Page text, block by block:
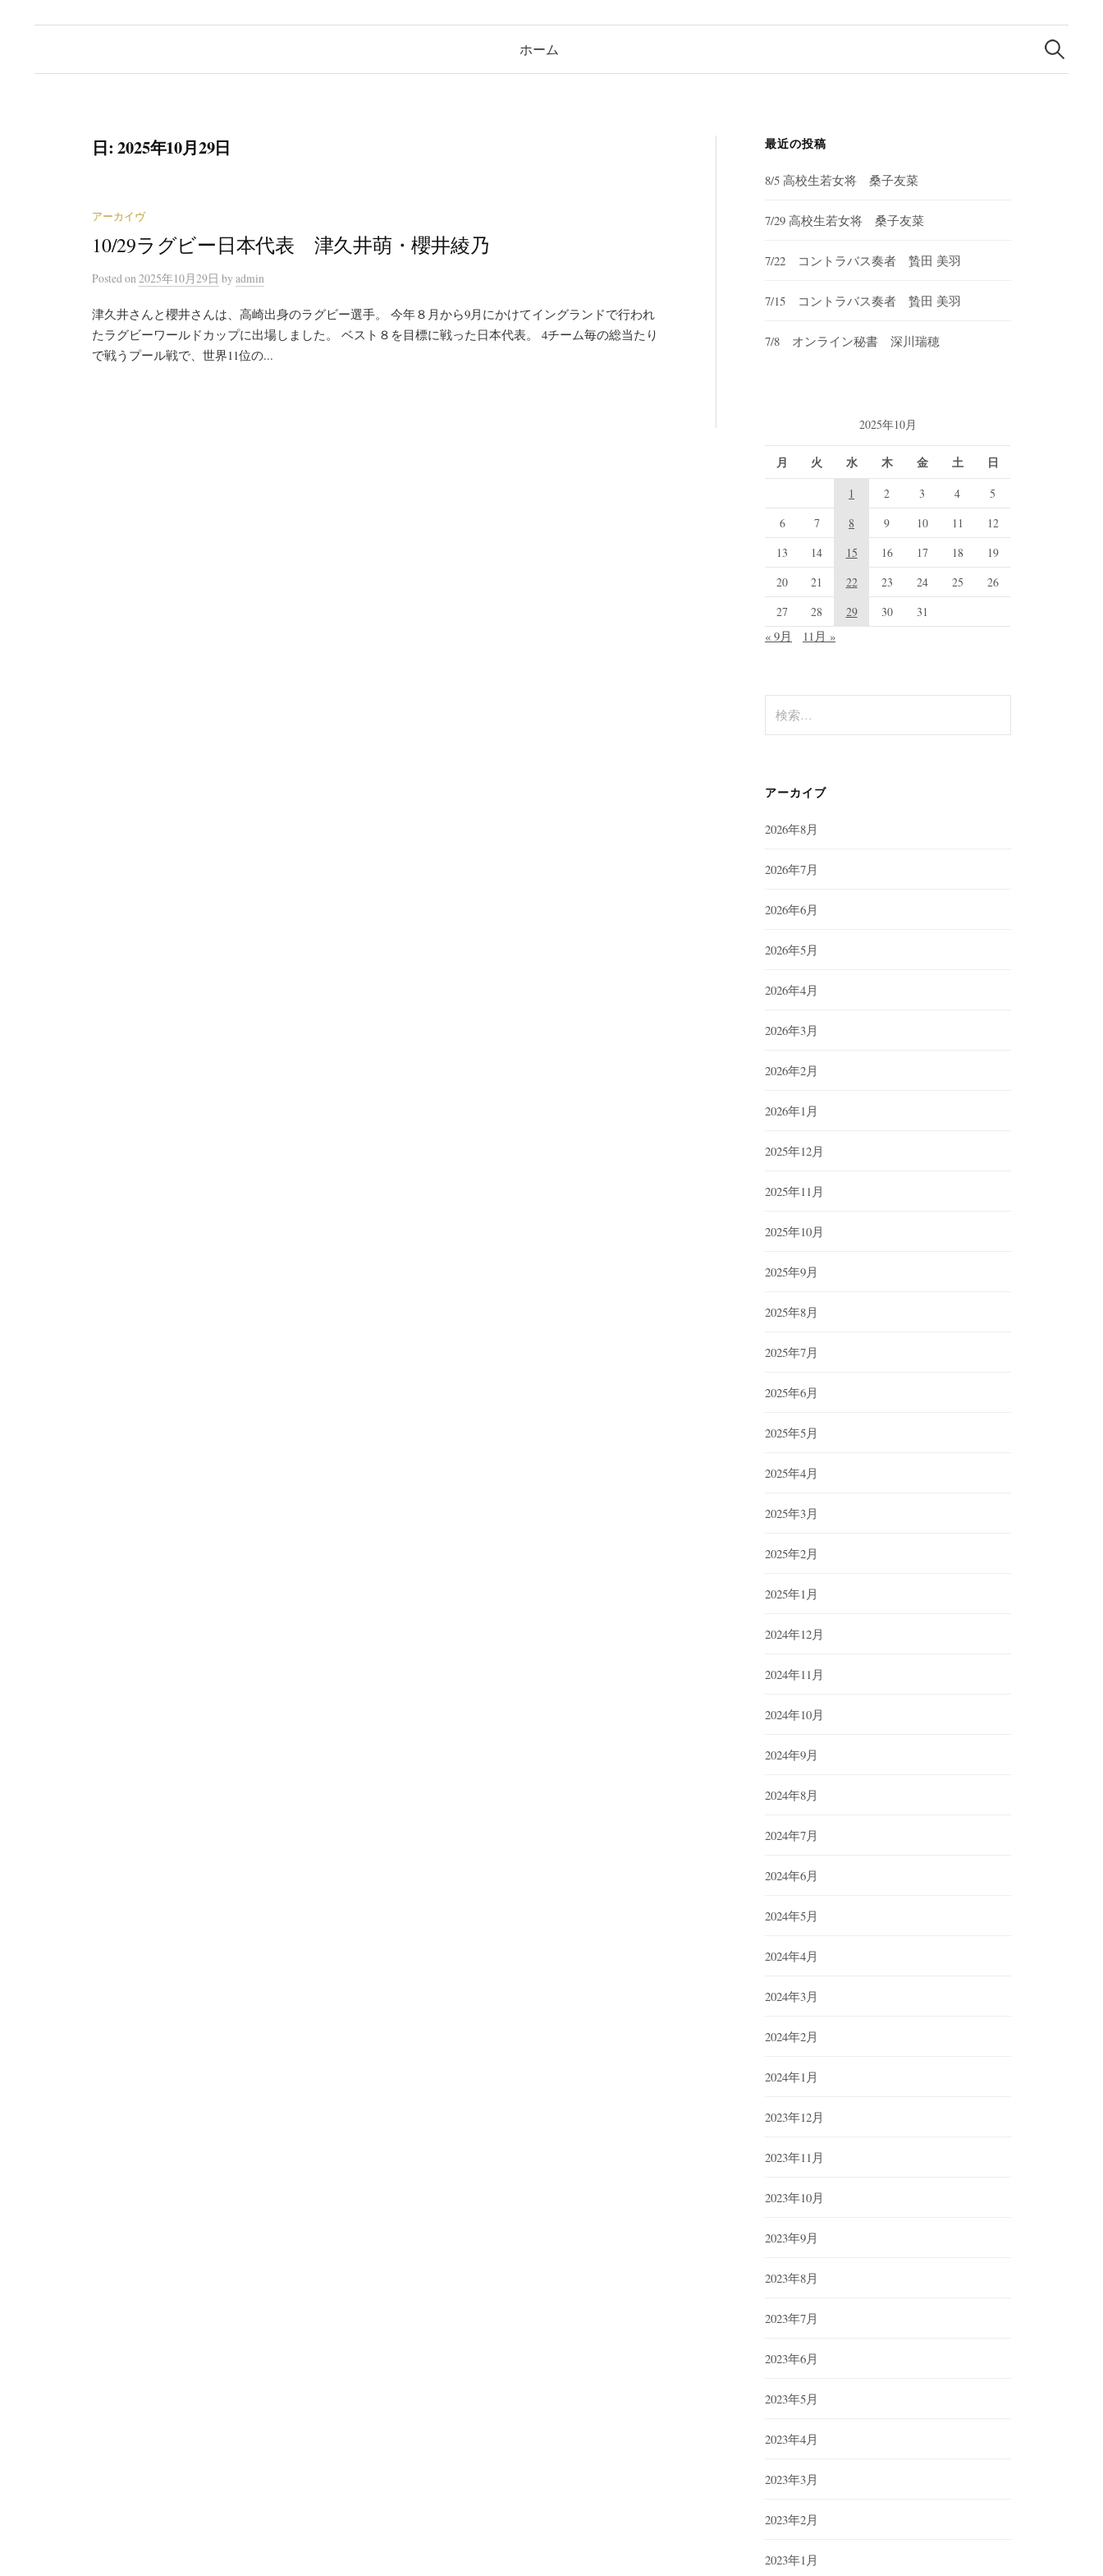
ホーム
検
索:
日:2025年10月29日
アーカイヴ
10/29ラグビー日本代表 津久井萌・櫻井綾乃
Postedon 2025年10月29日 by admin
津久井さんと櫻井さんは、高崎出身のラグビー選手。 今年８月から9月にかけてイングランドで行われ
たラグビーワールドカップに出場しました。 ベスト８を目標に戦った日本代表。 4チーム毎の総当たり
で戦うプール戦で、世界11位の...
最近の投稿
8/5 高校生若女将 桑子友菜
7/29 高校生若女将 桑子友菜
7/22 コントラバス奏者 贄田 美羽
7/15 コントラバス奏者 贄田 美羽
7/8 オンライン秘書 深川瑞穂
2025年10月
月 火 水 木 金 土 日
1 2 3 4
5
6
7 8 9 10 11
12
13
14 15 16 17 18
19
20
21 22 23 24 25
26
27
28 29 30 31
« 9月 11月 »
索:
アーカイブ
2026年8月
2026年7月
2026年6月
2026年5月
2026年4月
2026年3月
2026年2月
2026年1月
2025年12月
2025年11月
2025年10月
2025年9月
2025年8月
2025年7月
2025年6月
2025年5月
2025年4月
2025年3月
2025年2月
2025年1月
2024年12月
2024年11月
2024年10月
2024年9月
2024年8月
2024年7月
2024年6月
2024年5月
2024年4月
2024年3月
2024年2月
2024年1月
2023年12月
2023年11月
2023年10月
2023年9月
2023年8月
2023年7月
2023年6月
2023年5月
2023年4月
2023年3月
2023年2月
2023年1月